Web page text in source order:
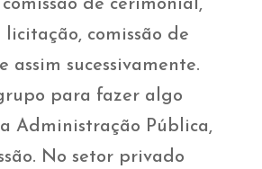
de cerimonial,
licitação, comissão de
assim sucessivamente.
para fazer algo
Administração Pública,
No setor privado